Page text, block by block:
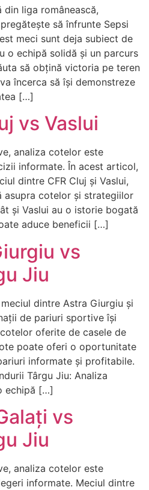
liga românească,
să înfrunte Sepsi
meci sunt deja subiect de
o echipă solidă și un parcurs
să obțină victoria pe teren
încerca să își demonstreze
[…]
vs Vaslui
analiza cotelor este
informate. În acest articol,
dintre CFR Cluj și Vaslui,
cotelor și strategiilor
și Vaslui au o istorie bogată
aduce beneficii […]
vs
Jiu
dintre Astra Giurgiu și
de pariuri sportive își
oferite de casele de
poate oferi o oportunitate
informate și profitabile.
Târgu Jiu: Analiza
echipă […]
vs
Jiu
analiza cotelor este
informate. Meciul dintre